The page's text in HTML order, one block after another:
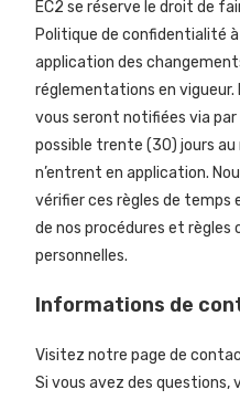
EC2 se réserve le droit de
Politique de confidentialité
application des
réglementations en
vous seront notifiées via par
possible trente (30) jours
n’entrent en application.
vérifier ces règles de
de nos procédures et
personnelles.
Informations de
Visitez notre page de
Si vous avez des